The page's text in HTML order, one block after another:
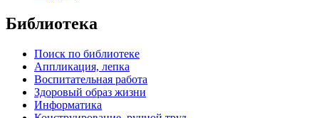
Библиотека
Поиск по библиотеке
Аппликация, лепка
Воспитательная работа
Здоровый образ жизни
Информатика